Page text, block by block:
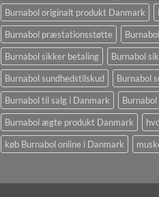
Burnabol originalt produkt Danmark
Burnabol præstationsstøtte
Burnabol sikker betaling
Burnabol
Burnabol sundhedstilskud
Burnabol
Burnabol til salg i Danmark
Burnabol ægte produkt Danmark
køb Burnabol online i Danmark